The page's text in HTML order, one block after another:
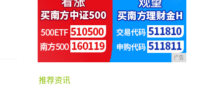
广告
推荐资讯